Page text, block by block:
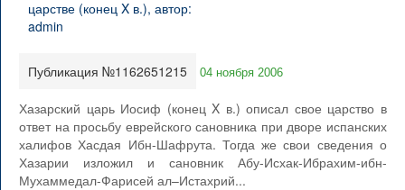
Публикация №1162651215 04 ноября 2006
Хазарский царь Иосиф (конец X в.) описал свое царство в
ответ на просьбу еврейского сановника при дворе испанских
халифов Хасдая Ибн-Шафрута. Тогда же свои сведения о
Хазарии изложил и сановник Абу-Исхак-Ибрахим-ибн-
Мухаммедал-Фарисей ал–Истахрий...